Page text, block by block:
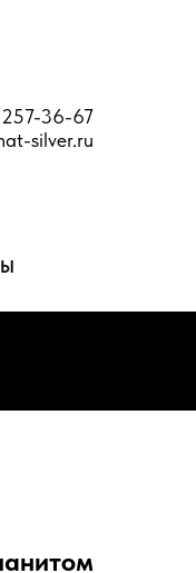
36-67
silver.ru